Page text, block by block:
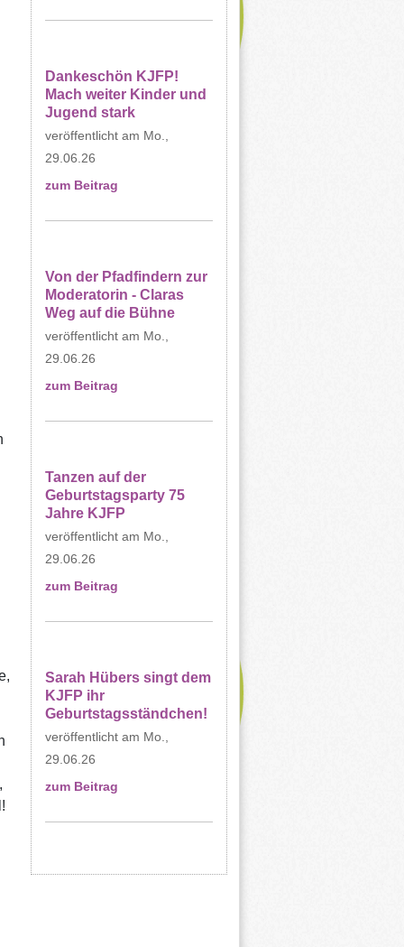
Dankeschön KJFP!
Mach weiter Kinder und
Jugend stark
Mo.,
29.06.26
zum Beitrag
Von der Pfadfindern zur
Moderatorin - Claras
Weg auf die Bühne
Mo.,
29.06.26
zum Beitrag
Tanzen auf der
Geburtstagsparty 75
Jahre KJFP
Mo.,
29.06.26
zum Beitrag
Sarah Hübers singt dem
KJFP ihr
Geburtstagsständchen!
Mo.,
29.06.26
zum Beitrag